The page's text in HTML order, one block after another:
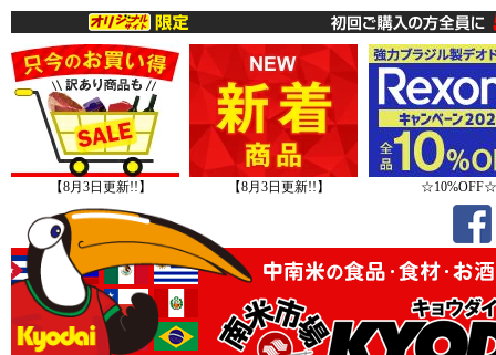
【8月3日更新!!】 【8月3日更新!!】 ☆10%OFF☆